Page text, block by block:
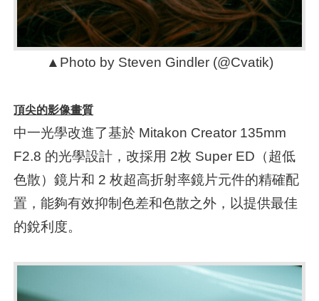
▲Photo by Steven Gindler (@Cvatik)
頂尖的影像畫質
中一光學改進了基於 Mitakon Creator 135mm
F2.8 的光學設計，改採用 2枚 Super ED（超低
色散）鏡片和 2 枚超高折射率鏡片元件的精確配
置，能夠有效抑制色差和色散之外，以提供最佳
的銳利度。